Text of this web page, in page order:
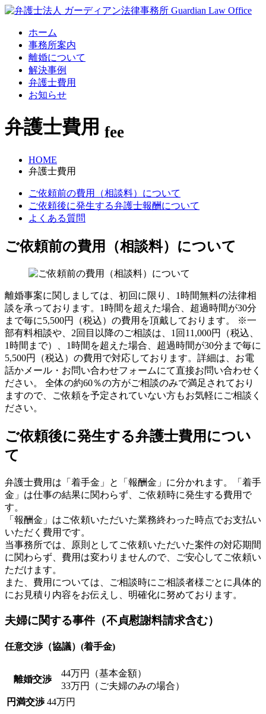
ホーム
事務所案内
離婚について
解決事例
弁護士費用
お知らせ
弁護士費用 fee
HOME
弁護士費用
ご依頼前の費用（相談料）について
ご依頼後に発生する弁護士報酬について
よくある質問
ご依頼前の費用（相談料）について
離婚事案に関しましては、初回に限り、1時間無料の法律相
談を承っております。1時間を超えた場合、超過時間が30分
まで毎に5,500円（税込）の費用を頂戴しております。 ※一
部有料相談や、2回目以降のご相談は、1回11,000円（税込、
1時間まで）、1時間を超えた場合、超過時間が30分まで毎に
5,500円（税込）の費用で対応しております。詳細は、お電
話かメール・お問い合わせフォームにて直接お問い合わせく
ださい。 全体の約60％の方がご相談のみで満足されており
ますので、ご依頼を予定されていない方もお気軽にご相談く
ださい。
ご依頼後に発生する弁護士費用につい
て
弁護士費用は「着手金」と「報酬金」に分かれます。「着手
金」は仕事の結果に関わらず、ご依頼時に発生する費用で
す。
「報酬金」はご依頼いただいた業務終わった時点でお支払い
いただく費用です。
当事務所では、原則としてご依頼いただいた案件の対応期間
に関わらず、費用は変わりませんので、ご安心してご依頼い
ただけます。
また、費用については、ご相談時にご相談者様ごとに具体的
にお見積り内容をお伝えし、明確化に努めております。
夫婦に関する事件（不貞慰謝料請求含む）
任意交渉（協議）(着手金)
離婚交渉
44万円（基本金額）
33万円（ご夫婦のみの場合）
円満交渉 44万円